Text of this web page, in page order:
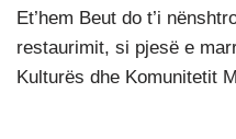
Et’hem Beut do t’i
restaurimit, si pjesë e
Kulturës dhe Komunitetit